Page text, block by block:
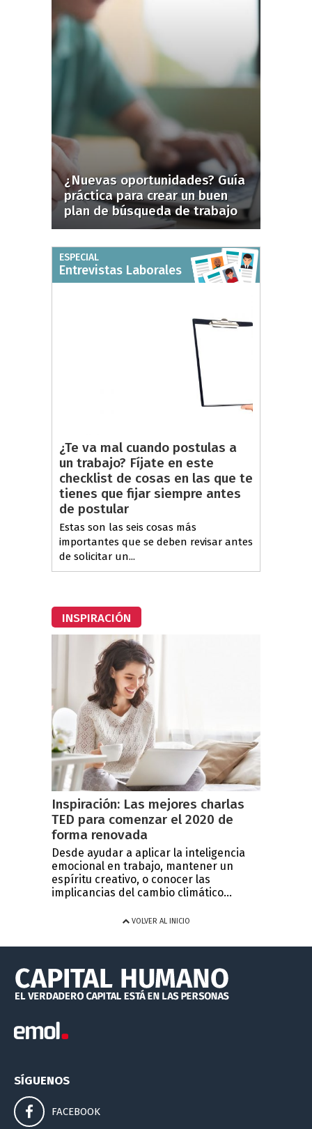
¿Nuevas oportunidades? Guía
práctica para crear un buen
plan de búsqueda de trabajo
ESPECIAL
Entrevistas Laborales
¿Te va mal cuando postulas a
un trabajo? Fíjate en este
checklist de cosas en las que te
tienes que fijar siempre antes
de postular
Estas son las seis cosas más
importantes que se deben revisar antes
de solicitar un...
INSPIRACIÓN
Inspiración: Las mejores charlas
TED para comenzar el 2020 de
forma renovada
Desde ayudar a aplicar la inteligencia
emocional en trabajo, mantener un
espíritu creativo, o conocer las
implicancias del cambio climático...
VOLVER AL INICIO
SÍGUENOS
FACEBOOK